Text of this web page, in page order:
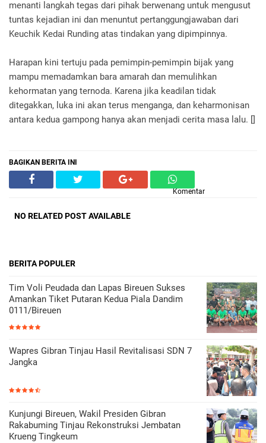
menanti langkah tegas dari pihak berwenang untuk mengusut
tuntas kejadian ini dan menuntut pertanggungjawaban dari
Keuchik Kedai Runding atas tindakan yang dipimpinnya.
Harapan kini tertuju pada pemimpin-pemimpin bijak yang
mampu memadamkan bara amarah dan memulihkan
kehormatan yang ternoda. Karena jika keadilan tidak
ditegakkan, luka ini akan terus menganga, dan keharmonisan
antara kedua gampong hanya akan menjadi cerita masa lalu. []
BAGIKAN BERITA INI
Komentar
NO RELATED POST AVAILABLE
BERITA POPULER
Tim Voli Peudada dan Lapas Bireuen Sukses
Amankan Tiket Putaran Kedua Piala Dandim
0111/Bireuen
Wapres Gibran Tinjau Hasil Revitalisasi SDN 7
Jangka
Kunjungi Bireuen, Wakil Presiden Gibran
Rakabuming Tinjau Rekonstruksi Jembatan
Krueng Tingkeum